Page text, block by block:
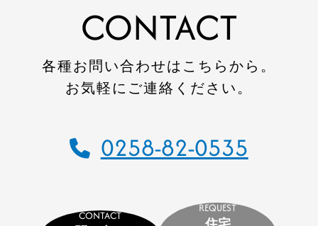
CONTACT
各種お問い合わせはこちらから。
お気軽にご連絡ください。
0258-82-0535
CONTACT
REQUEST